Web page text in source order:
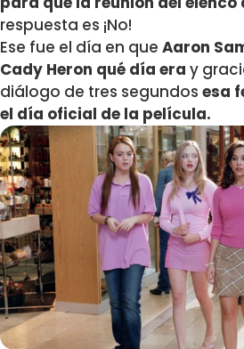
respuesta es ¡No!
Ese fue el día en que Aaron
Cady Heron qué día era y
diálogo de tres segundos esa
el día oficial de la película.